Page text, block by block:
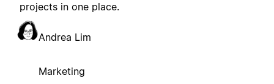
projects in one place.
Andrea Lim
Marketing